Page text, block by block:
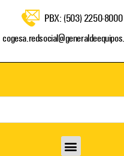
PBX: (503) 2250-8000
Menu